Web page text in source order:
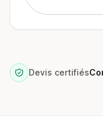
Devis certifiés